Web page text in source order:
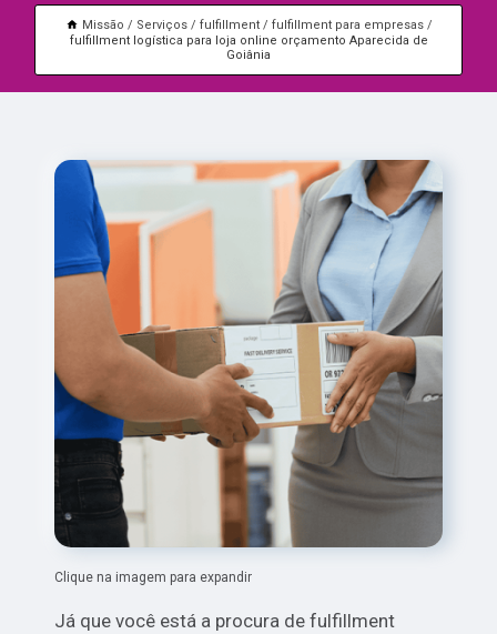
Missão Serviços fulfillment
fulfillment para empresas
fulfillment logística para loja online orçamento Aparecida de
Goiânia
Clique na imagem para expandir
Já que você está a procura de fulfillment